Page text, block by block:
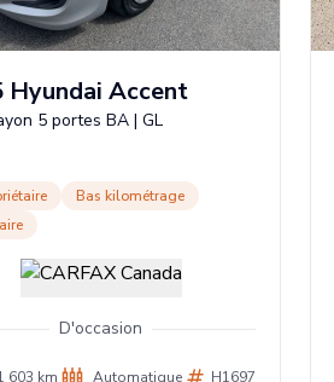
Hyundai Accent
5 portes BA | GL
Bas kilométrage
D'occasion
603 km Automatique H1697